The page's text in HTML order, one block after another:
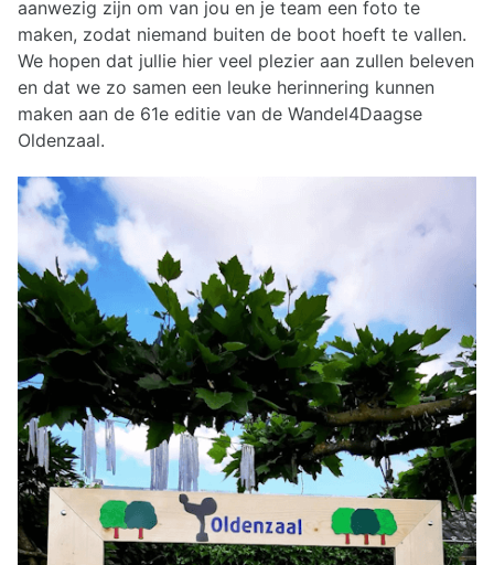
aanwezig zijn om van jou en je team een foto te
maken, zodat niemand buiten de boot hoeft te vallen.
We hopen dat jullie hier veel plezier aan zullen beleven
en dat we zo samen een leuke herinnering kunnen
maken aan de 61e editie van de Wandel4Daagse
Oldenzaal.